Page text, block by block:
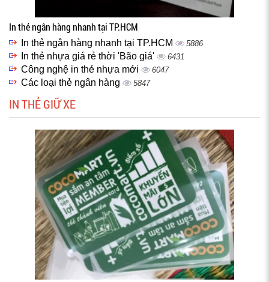
In thẻ ngân hàng nhanh tại TP.HCM
In thẻ ngân hàng nhanh tại TP.HCM 5886
In thẻ nhựa giá rẻ thời 'Bão giá' 6431
Công nghệ in thẻ nhựa mới 6047
Các loại thẻ ngân hàng 5847
IN THẺ GIỮ XE